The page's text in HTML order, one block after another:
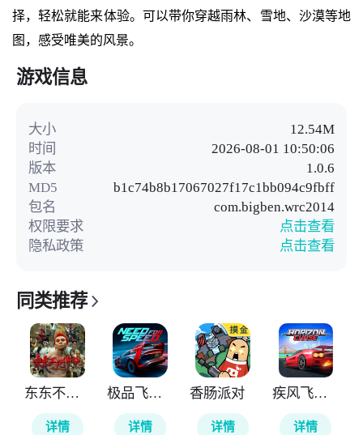
择，轻松就能来体验。可以带你穿越雨林、雪地、沙漠等地
图，感受唯美的风景。
游戏信息
大小
12.54M
时间
2026-08-01 10:50:06
版本
1.0.6
MD5
b1c74b8b17067027f17c1bb094c9fbff
包名
com.bigben.wrc2014
权限要求
点击查看
隐私政策
点击查看
同类推荐
东东不死传说
详情
极品飞车无极限
详情
香肠派对
详情
疾风飞车世界
详情